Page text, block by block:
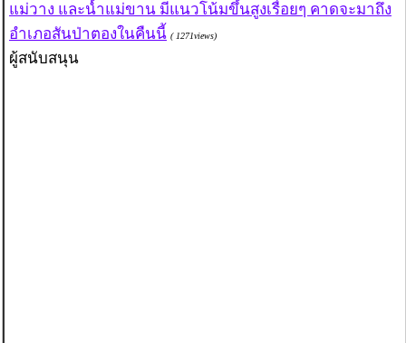
แม่วาง และน้ำแม่ขาน มีแนวโน้มขึ้นสูงเรื่อยๆ คาดจะมาถึง
อำเภอสันป่าตองในคืนนี้ ( 1271views)
ผู้สนับสนุน